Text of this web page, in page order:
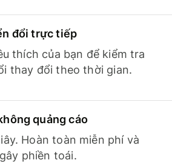
đổi trực tiếp
thích của bạn để kiểm tra
thay đổi theo thời gian.
quảng cáo
Hoàn toàn miễn phí và
phiền toái.